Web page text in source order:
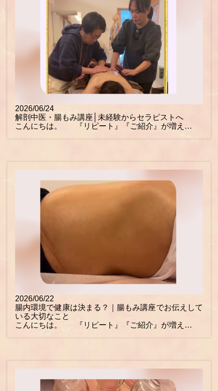
2026/06/24
解剖中医・腸もみ講座│未経験からセラピストへ
こんにちは。 『リピート』『ご紹介』が増え…
2026/06/22
腸内環境で健康は決まる？｜腸もみ講座でお伝えして
いる大切なこと
こんにちは。 『リピート』『ご紹介』が増え…